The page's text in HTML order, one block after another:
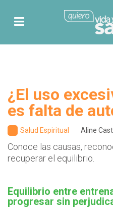
¿El uso
es falta de
Salud Espiritual Aline
Conoce las causas,
recuperar el equilibrio.
Equilibrio entre
progresar sin